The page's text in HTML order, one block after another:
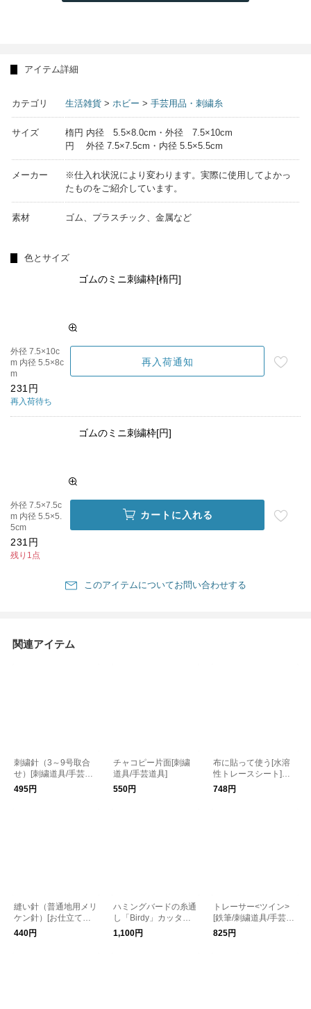
アイテム詳細
カテゴリ 生活雑貨 > ホビー > 手芸用品・刺繍糸
サイズ
楕円 内径 5.5×8.0cm・外径 7.5×10cm
円 外径 7.5×7.5cm・内径 5.5×5.5cm
メーカー
※仕入れ状況により変わります。実際に使用してよかっ
たものをご紹介しています。
素材 ゴム、プラスチック、金属など
色とサイズ
ゴムのミニ刺繍枠[楕円]
外径 7.5×10c
m 内径 5.5×8c
m
231円
再入荷待ち
再入荷通知
ゴムのミニ刺繍枠[円]
外径 7.5×7.5c
m 内径 5.5×5.
5cm
231円
残り1点
カートに入れる
このアイテムについてお問い合わせする
関連アイテム
刺繍針（3～9号取合
せ）[刺繍道具/手芸道
具]
495円
チャコピー片面[刺繍
道具/手芸道具]
550円
布に貼って使う[水溶
性トレースシート]シ
ールタイプ 36×24cm
748円
縫い針（普通地用メリ
ケン針）[お仕立てに/
刺繍道具/手芸道具]
440円
ハミングバードの糸通
し「Birdy」カッター
付きスレダー/普通糸
用[手芸道具]
1,100円
トレーサー<ツイン>
[鉄筆/刺繍道具/手芸道
具]
825円